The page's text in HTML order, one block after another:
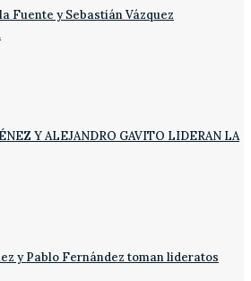
Fuente y Sebastián Vázquez
Y ALEJANDRO GAVITO LIDERAN LA
y Pablo Fernández toman lideratos